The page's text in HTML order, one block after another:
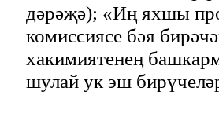
дәрәҗә); «Иң яхшы
комиссиясе бәя
хакимиятенең
шулай ук эш